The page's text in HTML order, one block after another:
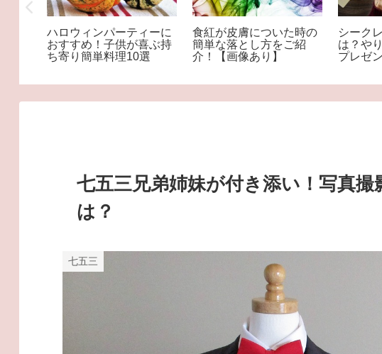
ハロウィンパーティーに
おすすめ！子供が喜ぶ持
ち寄り簡単料理10選
食紅が皮膚についた時の
簡単な落とし方をご紹
介！【画像あり】
シーク
は？や
プレゼ
七五三兄弟姉妹が付き添い！写真
は？
七五三